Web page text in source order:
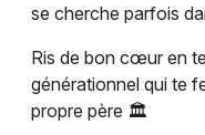
Newsletter des
se cherche parfois
Ris de bon cœur en
générationnel qui te
propre père 🏛